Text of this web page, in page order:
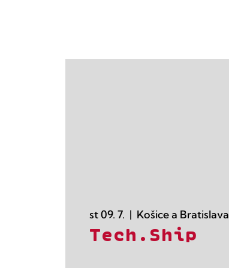
st 09. 7.
  |
Košice a Bratislava
Tech.Ship